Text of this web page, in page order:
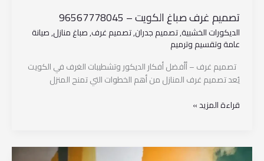
تصميم غرف صباغ الكويت – 96567778045
الديكورات الخشبية,تصميم جدران,تصميم غرف,صباغ منازل,صيانة
عامة وتقسيم وترميم
تصميم غرف – أأفضل أفكار الديكور وتشطيبات الغرف في الكويت
يُعد تصميم غرف المنازل من أهم الخطوات التي تمنح المنزل
قراءة المزيد »
صيانة